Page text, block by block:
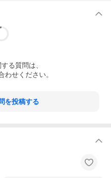
る質問は、
わせください。
を投稿する